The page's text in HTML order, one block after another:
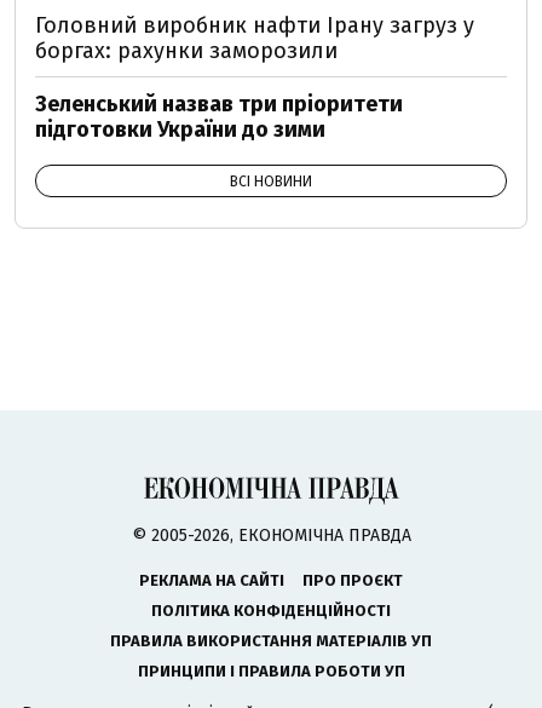
Головний виробник нафти Ірану загруз у
боргах: рахунки заморозили
Зеленський назвав три пріоритети
підготовки України до зими
ВСІ НОВИНИ
© 2005-2026, ЕКОНОМІЧНА ПРАВДА
РЕКЛАМА НА САЙТІ
ПРО ПРОЄКТ
ПОЛІТИКА КОНФІДЕНЦІЙНОСТІ
ПРАВИЛА ВИКОРИСТАННЯ МАТЕРІАЛІВ УП
ПРИНЦИПИ І ПРАВИЛА РОБОТИ УП